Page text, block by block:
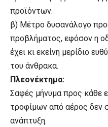
προϊόντων.
β) Μέτρο δυσανάλογο
προβλήματος, εφόσον η
έχει κι εκείνη μερίδιο
του άνθρακα.
Πλεονέκτημα:
Σαφές μήνυμα προς κάθε
τροφίμων από αέρος δεν
ανάπτυξη.